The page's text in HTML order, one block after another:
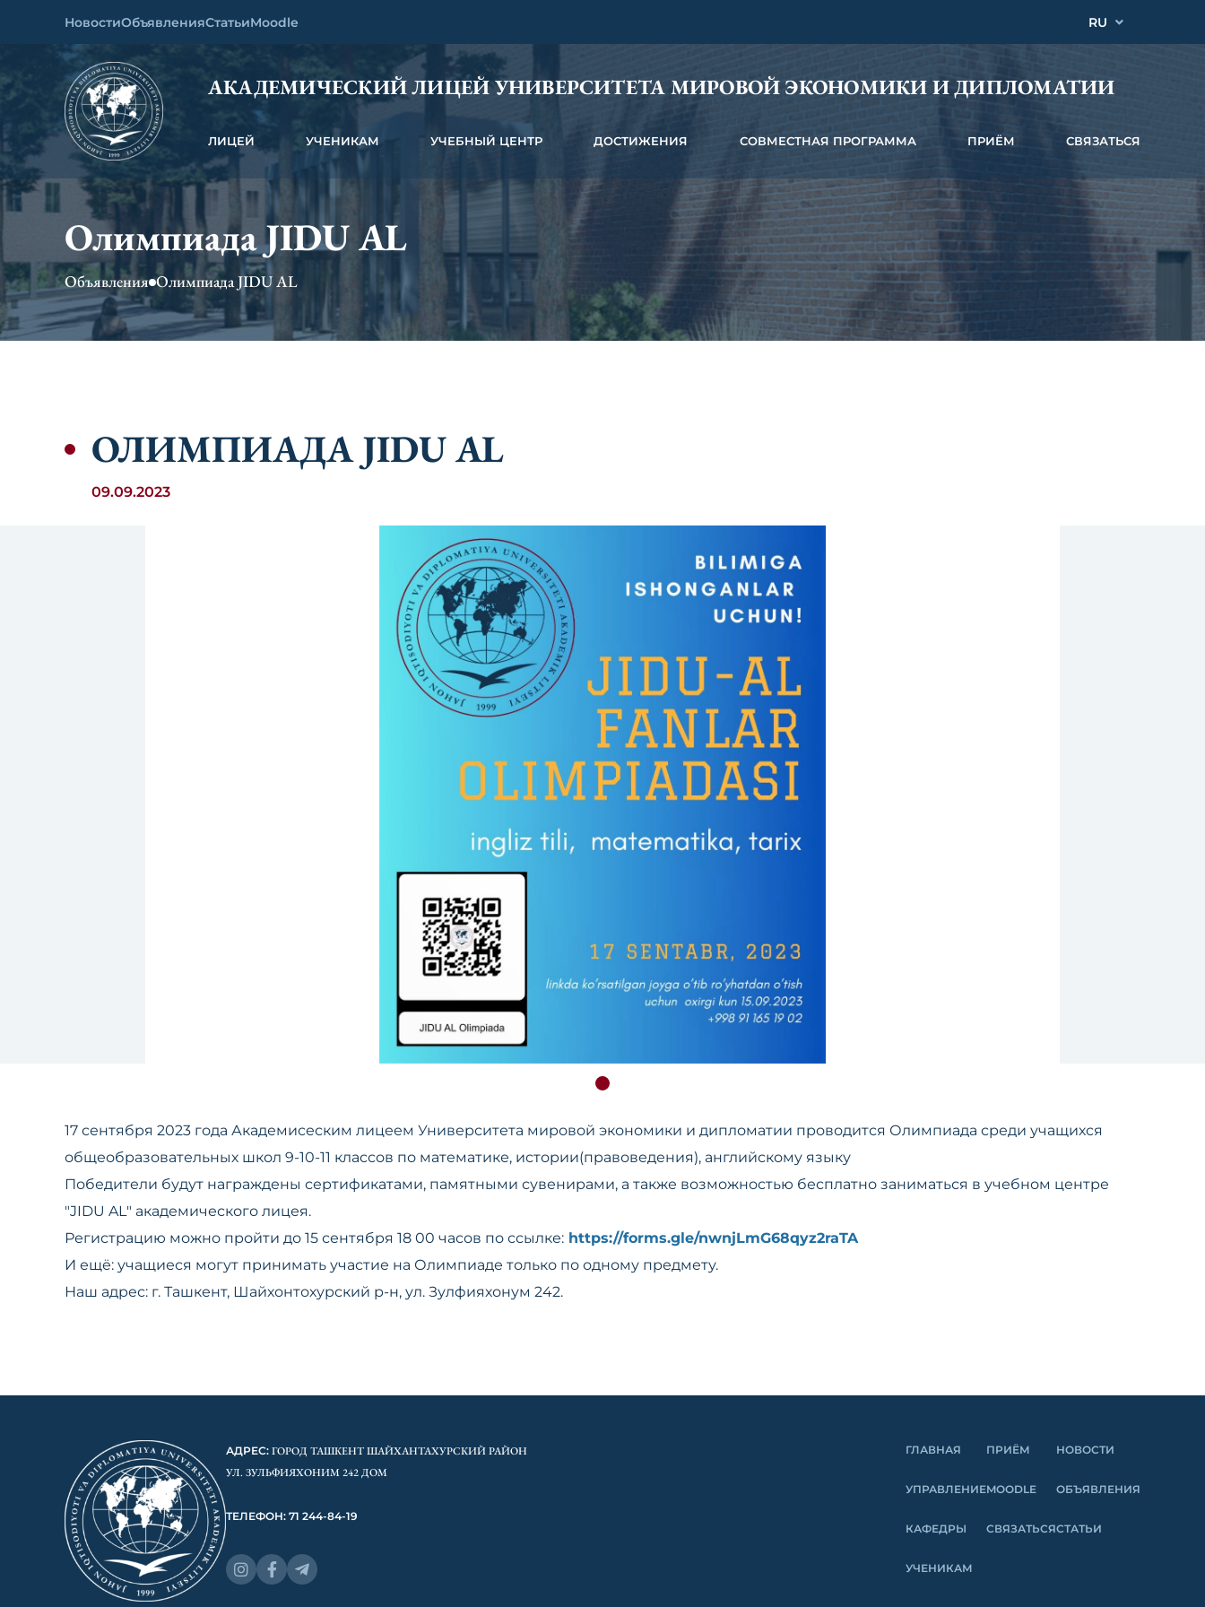
НовостиОбъявленияСтатьиMoodle RU
АКАДЕМИЧЕСКИЙ ЛИЦЕЙ УНИВЕРСИТЕТА МИРОВОЙ ЭКОНОМИКИ И ДИПЛОМАТИИ
ЛИЦЕЙ УЧЕНИКАМ УЧЕБНЫЙ ЦЕНТР ДОСТИЖЕНИЯ СОВМЕСТНАЯ ПРОГРАММА ПРИЁМ СВЯЗАТЬСЯ
Олимпиада JIDU AL
Объявления Олимпиада JIDU AL
ОЛИМПИАДА JIDU AL
09.09.2023
17 сентября 2023 года Академисеским лицеем Университета мировой экономики и дипломатии проводится Олимпиада среди учащихся
общеобразовательных школ 9-10-11 классов по математике, истории(правоведения), английскому языку
Победители будут награждены сертификатами, памятными сувенирами, а также возможностью бесплатно заниматься в учебном центре
"JIDU AL" академического лицея.
Регистрацию можно пройти до 15 сентября 18 00 часов по ссылке: https://forms.gle/nwnjLmG68qyz2raTA
И ещё: учащиеся могут принимать участие на Олимпиаде только по одному предмету.
Наш адрес: г. Ташкент, Шайхонтохурский р-н, ул. Зулфияхонум 242.
АДРЕС: ГОРОД ТАШКЕНТ ШАЙХАНТАХУРСКИЙ РАЙОН
УЛ. ЗУЛЬФИЯХОНИМ 242 ДОМ
ТЕЛЕФОН: 71 244-84-19
ГЛАВНАЯ
УПРАВЛЕНИЕ
КАФЕДРЫ
УЧЕНИКАМ
ПРИЁМ
MOODLE
СВЯЗАТЬСЯ
НОВОСТИ
ОБЪЯВЛЕНИЯ
СТАТЬИ